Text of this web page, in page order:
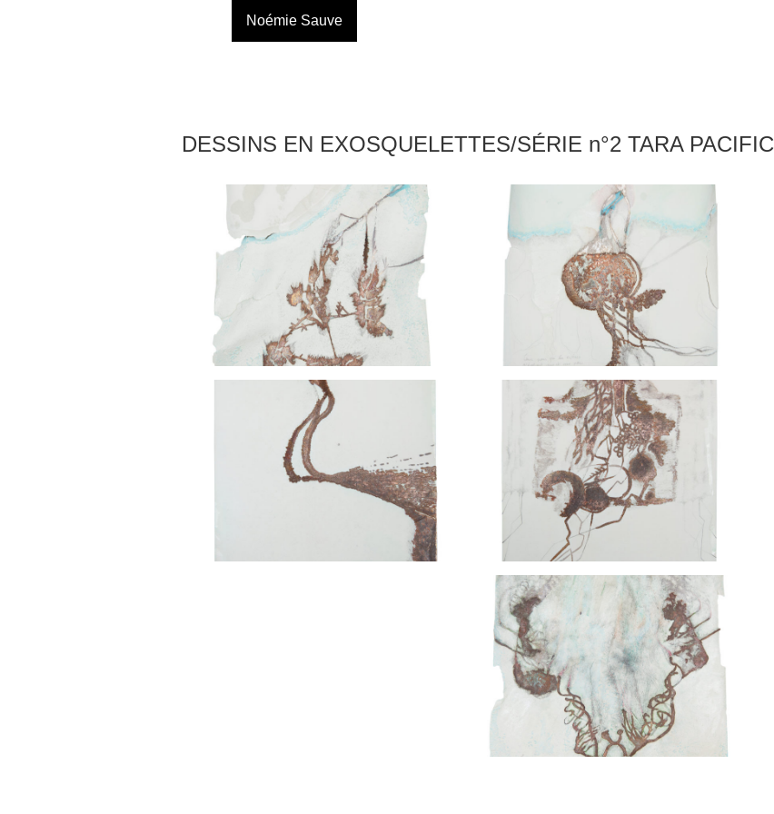
Noémie Sauve
DESSINS EN EXOSQUELETTES/SÉRIE n°2 TARA PACIFIC